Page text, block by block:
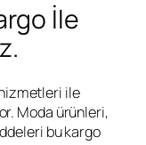
İle
ile
Moda ürünleri,
bu kargo